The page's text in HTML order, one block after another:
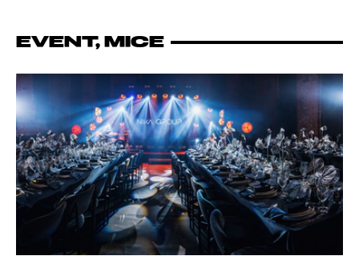
EVENT, MICE